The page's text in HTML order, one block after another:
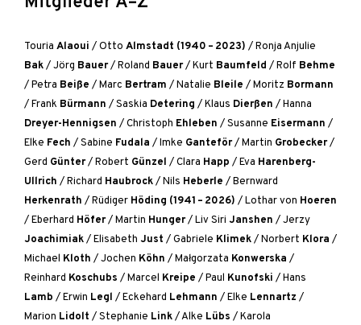
Touria Alaoui /Otto Almstadt (1940 – 2023) /Ronja Anjulie
Bak/Jörg Bauer/Roland Bauer/Kurt Baumfeld /Rolf Behme
/Petra Beiße /Marc Bertram /Natalie Bleile /Moritz Bormann
/Frank Bürmann /Saskia Detering /Klaus Dierßen /Hanna
Dreyer-Hennigsen /Christoph Ehleben /Susanne Eisermann /
Elke Fech /Sabine Fudala /Imke Ganteför/Martin Grobecker/
Gerd Günter/Robert Günzel /Clara Happ /Eva Harenberg-
Ullrich /Richard Haubrock/Nils Heberle /Bernward
Herkenrath /Rüdiger Höding (1941 – 2026) /Lothar von Hoeren
/Eberhard Höfer/Martin Hunger/Liv Siri Janshen /Jerzy
Joachimiak/Elisabeth Just /Gabriele Klimek/Norbert Klora /
Michael Kloth /Jochen Köhn /Małgorzata Konwerska /
Reinhard Koschubs /Marcel Kreipe /Paul Kunofski /Hans
Lamb /Erwin Legl /Eckehard Lehmann /Elke Lennartz /
Marion Lidolt /Stephanie Link/Alke Lübs /Karola